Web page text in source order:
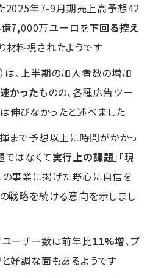
2025年7-9月期売上高予想42
7,000万ユーロを下回る控え
材料視されたようです
は、上半期の加入者数の増加
かったものの、各種広告ツー
伸びなかったと述べました
まで予想以上に時間がかかっ
ではなくて実行上の課題」「現
の事業に掲げた野心に自信を
戦略を続ける意向を示しまし
ーザー数は前年比11%増、プ
と好調な面もあるようです